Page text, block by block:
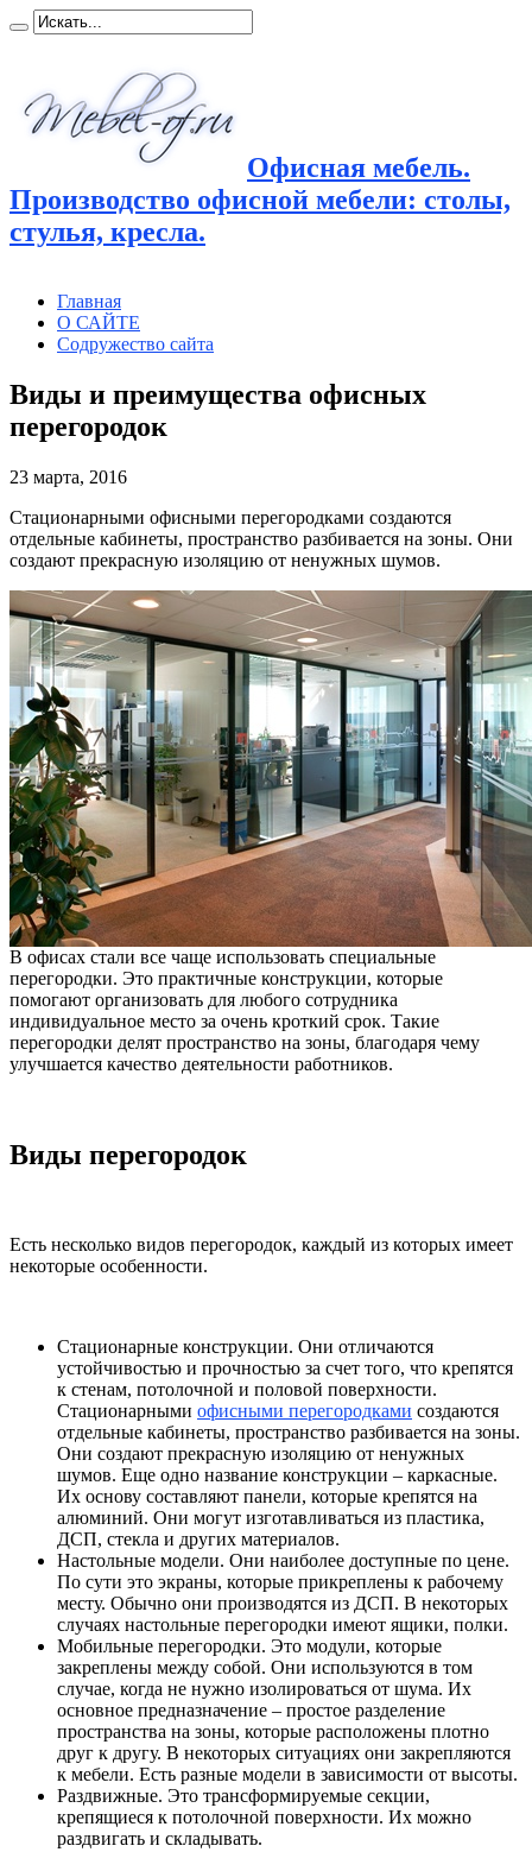
Офисная мебель.
Производство офисной мебели: столы,
стулья, кресла.
Главная
О САЙТЕ
Содружество сайта
Виды и преимущества офисных
перегородок
23 марта, 2016
Стационарными офисными перегородками создаются
отдельные кабинеты, пространство разбивается на зоны. Они
создают прекрасную изоляцию от ненужных шумов.
В офисах стали все чаще использовать специальные
перегородки. Это практичные конструкции, которые
помогают организовать для любого сотрудника
индивидуальное место за очень кроткий срок. Такие
перегородки делят пространство на зоны, благодаря чему
улучшается качество деятельности работников.
Виды перегородок
Есть несколько видов перегородок, каждый из которых имеет
некоторые особенности.
Стационарные конструкции. Они отличаются
устойчивостью и прочностью за счет того, что крепятся
к стенам, потолочной и половой поверхности.
Стационарными офисными перегородками создаются
отдельные кабинеты, пространство разбивается на зоны.
Они создают прекрасную изоляцию от ненужных
шумов. Еще одно название конструкции – каркасные.
Их основу составляют панели, которые крепятся на
алюминий. Они могут изготавливаться из пластика,
ДСП, стекла и других материалов.
Настольные модели. Они наиболее доступные по цене.
По сути это экраны, которые прикреплены к рабочему
месту. Обычно они производятся из ДСП. В некоторых
случаях настольные перегородки имеют ящики, полки.
Мобильные перегородки. Это модули, которые
закреплены между собой. Они используются в том
случае, когда не нужно изолироваться от шума. Их
основное предназначение – простое разделение
пространства на зоны, которые расположены плотно
друг к другу. В некоторых ситуациях они закрепляются
к мебели. Есть разные модели в зависимости от высоты.
Раздвижные. Это трансформируемые секции,
крепящиеся к потолочной поверхности. Их можно
раздвигать и складывать.